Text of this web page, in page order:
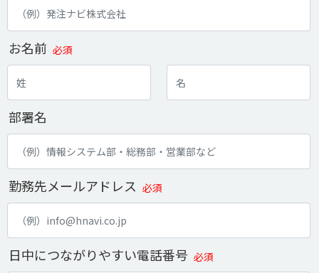
お名前 必須
部署名
勤務先メールアドレス 必須
日中につながりやすい電話番号 必須